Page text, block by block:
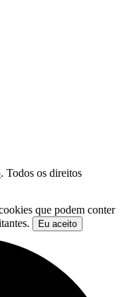
. Todos os direitos
que podem conter
Eu aceito